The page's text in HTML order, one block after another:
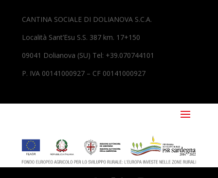
CANTINA SOCIALE DI DOLIANOVA S.C.A.
Località Sant’Esu S.S. 387 km. 17+150
09041 Dolianova (SU) Tel: +39.070744101
P. IVA 00141000927 – CF 00141000927